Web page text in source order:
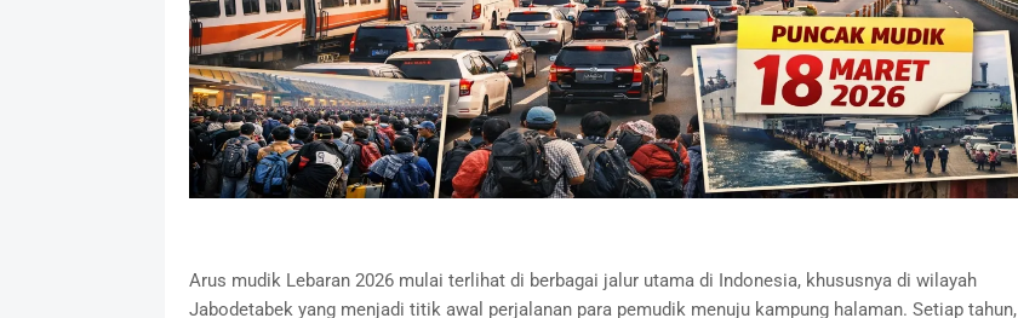
Arus mudik Lebaran 2026 mulai terlihat di berbagai jalur utama di Indonesia, khususnya di wilayah
Jabodetabek yang menjadi titik awal perjalanan para pemudik menuju kampung halaman. Setiap tahun,